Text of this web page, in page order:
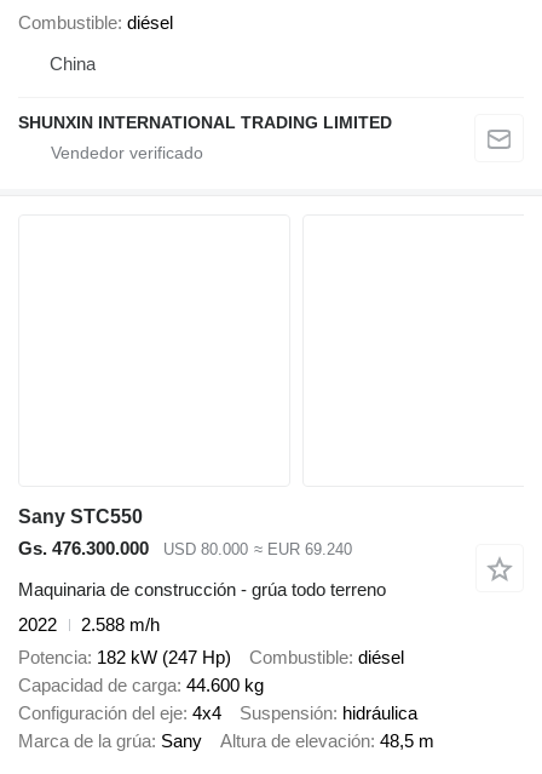
Combustible diésel
China
SHUNXIN INTERNATIONAL TRADING LIMITED
Sany STC550
Gs. 476.300.000
USD 80.000 ≈ EUR 69.240
Maquinaria de construcción - grúa todo terreno
2022
2.588 m/h
Potencia 182 kW (247 Hp) Combustible diésel
Capacidad de carga 44.600 kg
Configuración del eje 4x4 Suspensión hidráulica
Marca de la grúa Sany Altura de elevación 48,5 m